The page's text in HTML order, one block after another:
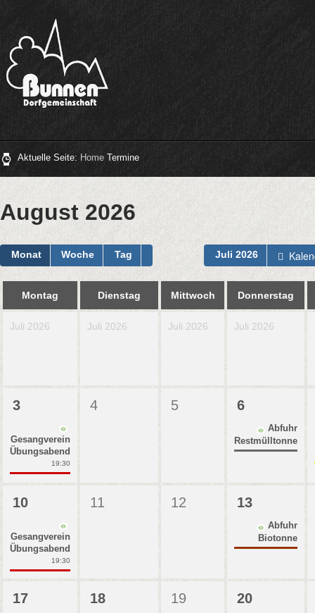
Aktuelle Seite: Home Termine
August 2026
Monat Woche Tag Juli 2026
Montag Dienstag Mittwoch Donnerstag
Juli 2026 Juli 2026 Juli 2026 Juli 2026
3
Gesangverein
Übungsabend
19:30
4 5 6
Abfuhr
Restmülltonne
10
Gesangverein
Übungsabend
19:30
11 12 13
Abfuhr
Biotonne
17 18 19 20